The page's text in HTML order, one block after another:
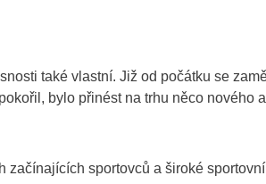
také vlastní. Již od počátku se
bylo přinést na trhu něco nového a
začínajících sportovců a široké sportovní